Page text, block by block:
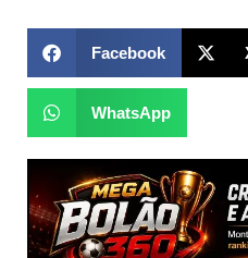
Facebook
WhatsApp